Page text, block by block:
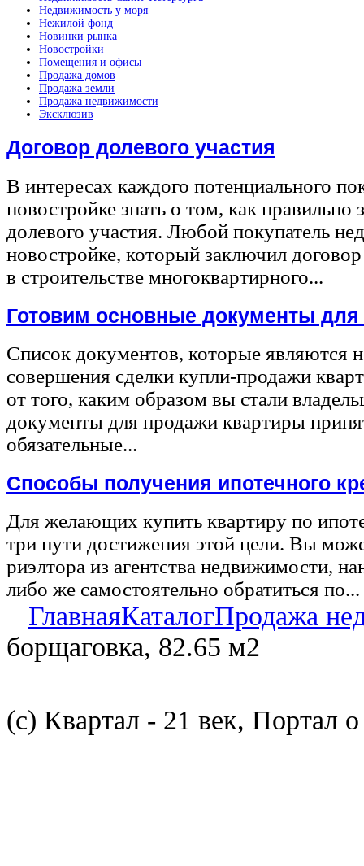
Недвижимость у моря
Нежилой фонд
Новинки рынка
Новостройки
Помещения и офисы
Продажа домов
Продажа земли
Продажа недвижимости
Эксклюзив
Договор долевого участия
В интересах каждого потенциального
новостройке знать о том, как правильно
долевого участия. Любой покупатель
новостройке, который заключил
в строительстве многоквартирного...
Готовим основные документы
Список документов, которые являются
совершения сделки купли-продажи
от того, каким образом вы стали
документы для продажи квартиры
обязательные...
Способы получения ипотечного
Для желающих купить квартиру по
три пути достижения этой цели. Вы
риэлтора из агентства недвижимости,
либо же самостоятельно обратиться по...
ГлавнаяКаталогПродажа
борщаговка, 82.65 м2
(с) Квартал - 21 век, Портал